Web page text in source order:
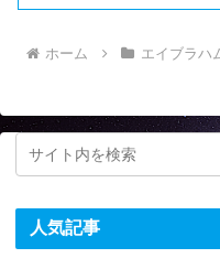
ホーム エイブラハ
人気記事